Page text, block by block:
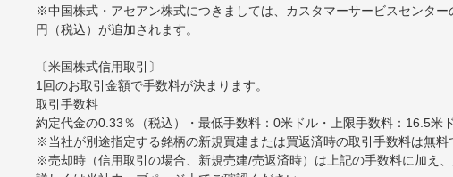
※中国株式・アセアン株式につきましては、カスタマーサービスセンタ
円（税込）が追加されます。
〔米国株式信用取引〕
1回のお取引金額で手数料が決まります。
取引手数料
約定代金の0.33％（税込）・最低手数料：0米ドル・上限手数料：16.5米ド
※当社が別途指定する銘柄の新規買建または買返済時の取引手数料は無料
※売却時（信用取引の場合、新規売建/売返済時）は上記の手数料に加え